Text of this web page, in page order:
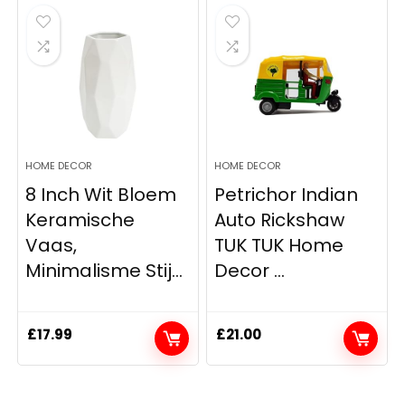
£17.99.
HOME DECOR
8 Inch Wit Bloem
Keramische
Vaas,
Minimalisme Stij...
£17.99
HOME DECOR
Petrichor Indian
Auto Rickshaw
TUK TUK Home
Decor ...
£21.00